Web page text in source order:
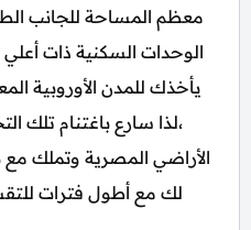
معظم المساحة للجانب
الوحدات السكنية ذات
يأخذك للمدن الأوروبية
،لذا سارع باغتنام تلك
الأراضي المصرية وتملك
لك مع أطول فترات